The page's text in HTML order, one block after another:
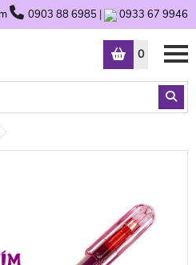
0903 88 6985 | 0933 67 9946
0